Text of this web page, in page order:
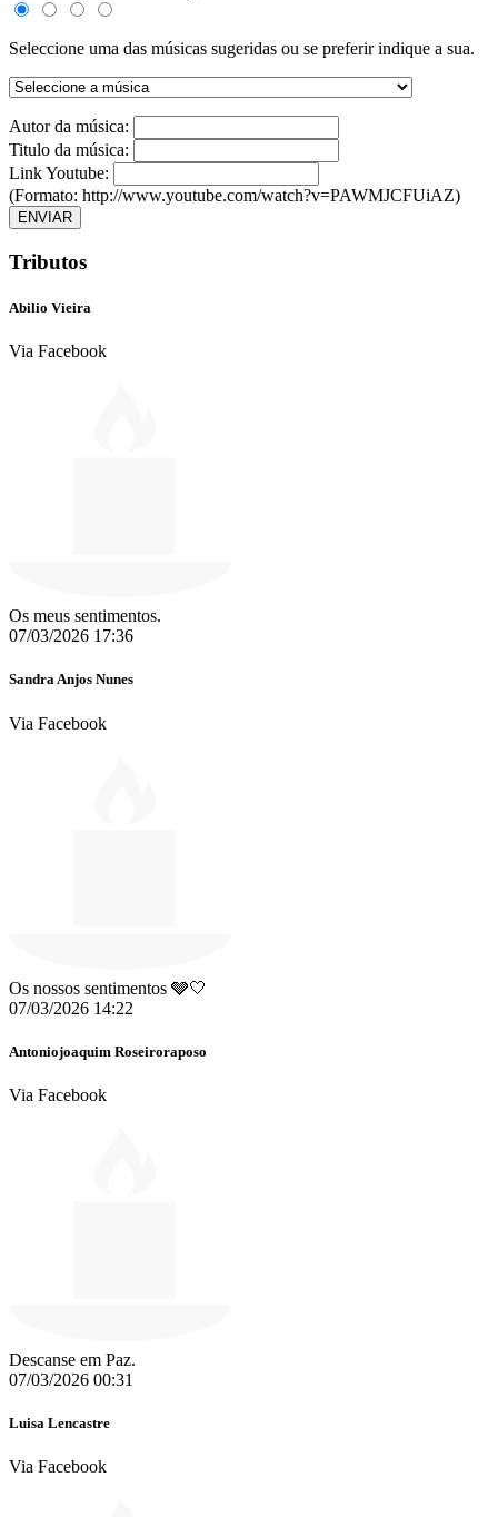
Seleccione uma das músicas sugeridas ou se preferir indique a sua.
Autor da música:
Titulo da música:
Link Youtube:
(Formato: http://www.youtube.com/watch?v=PAWMJCFUiAZ)
ENVIAR
Tributos
Abilio Vieira
Via Facebook
Os meus sentimentos.
07/03/2026 17:36
Sandra Anjos Nunes
Via Facebook
Os nossos sentimentos 🩶🤍
07/03/2026 14:22
Antoniojoaquim Roseiroraposo
Via Facebook
Descanse em Paz.
07/03/2026 00:31
Luisa Lencastre
Via Facebook